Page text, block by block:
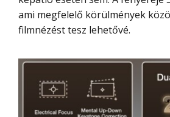
ami megfelelő körülmények
filmnézést tesz lehetővé.